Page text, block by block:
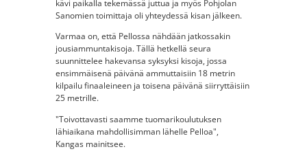
kävi paikalla tekemässä juttua ja myös Pohjolan
Sanomien toimittaja oli yhteydessä kisan jälkeen.
Varmaa on, että Pellossa nähdään jatkossakin
jousiammuntakisoja. Tällä hetkellä seura
suunnittelee hakevansa syksyksi kisoja, jossa
ensimmäisenä päivänä ammuttaisiin 18 metrin
kilpailu finaaleineen ja toisena päivänä siirryttäisiin
25 metrille.
"Toivottavasti saamme tuomarikoulutuksen
lähiaikana mahdollisimman lähelle Pelloa",
Kangas mainitsee.